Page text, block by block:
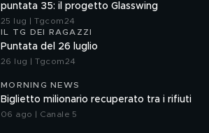
puntata 35: il progetto Glasswing
25 lug | Tgcom24
IL TG DEI RAGAZZI
Puntata del 26 luglio
26 lug | Tgcom24
MORNING NEWS
Biglietto milionario recuperato tra i rifiuti
06 ago | Canale 5